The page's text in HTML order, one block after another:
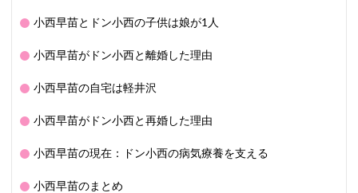
小西早苗とドン小西の子供は娘が1人
小西早苗がドン小西と離婚した理由
小西早苗の自宅は軽井沢
小西早苗がドン小西と再婚した理由
小西早苗の現在：ドン小西の病気療養を支える
小西早苗のまとめ